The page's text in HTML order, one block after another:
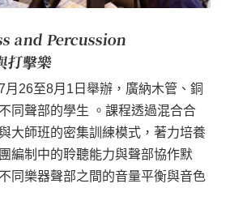
and Percussion
打擊樂
月26至8月1日舉辦，廣納木管、銅
同聲部的學生 。課程透過混合合
大師班的密集訓練模式，著力培養
編制中的聆聽能力與聲部協作默
同樂器聲部之間的音量平衡與音色